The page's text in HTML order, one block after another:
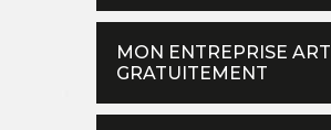
MON ENTREPRISE
GRATUITEMENT